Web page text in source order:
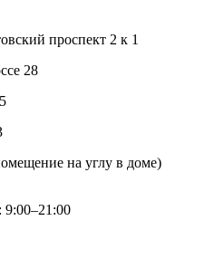
проспект 2 к 1
28
на углу в доме)